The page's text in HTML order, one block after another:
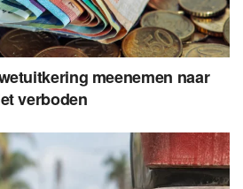
meenemen naar
verboden